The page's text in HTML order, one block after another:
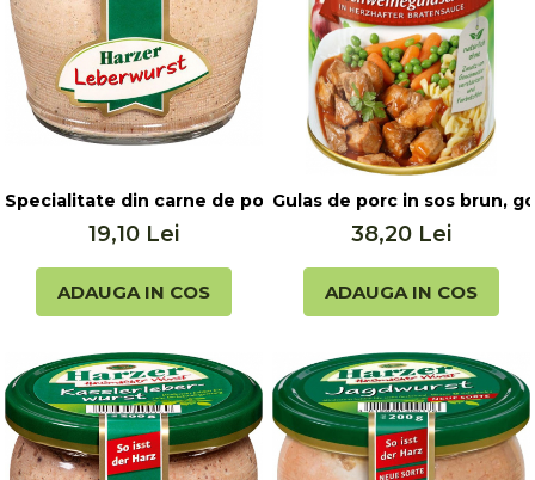
Unt, alternativa unt
Paine bio
Paste
Terci bio
Ciocolata
Dulceturi, gemuri, compoturi
Bomboane, Caramele si Jeleuri
Biscuiti si napolitane
Zahar si indulcitori
Batoane
Dulciuri bio
Guma de mestecat bio
Specialitate din carne de porc, cu ficat, 200g Harzer
19,10 Lei
ADAUGA IN COS
Gulas de porc in sos brun,
38,20 Lei
ADAUGA IN COS